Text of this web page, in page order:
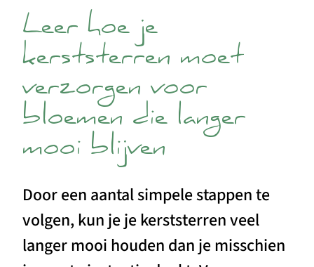
Leer hoe je
kerststerren moet
verzorgen voor
bloemen die langer
mooi blijven
Door een aantal simpele stappen te
volgen, kun je je kerststerren veel
langer mooi houden dan je misschien